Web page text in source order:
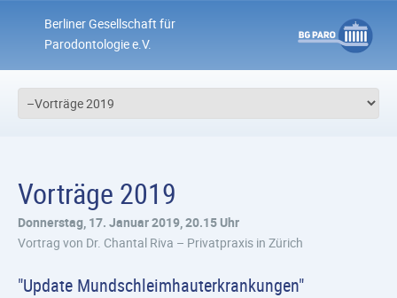
Berliner Gesellschaft für
Parodontologie e.V.
Vorträge 2019
Donnerstag, 17. Januar 2019, 20.15 Uhr
Vortrag von Dr. Chantal Riva – Privatpraxis in Zürich
"Update Mundschleimhauterkrankungen"